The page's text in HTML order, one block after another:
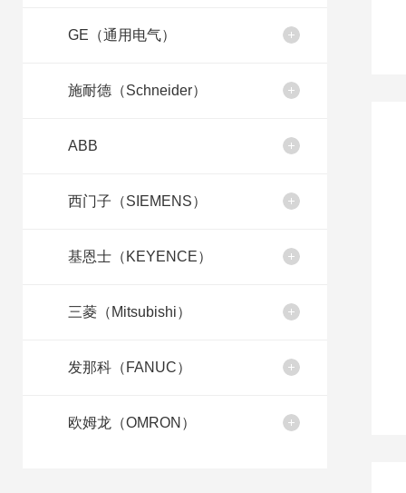
GE（通用电气）
施耐德（Schneider）
ABB
西门子（SIEMENS）
基恩士（KEYENCE）
三菱（Mitsubishi）
发那科（FANUC）
欧姆龙（OMRON）